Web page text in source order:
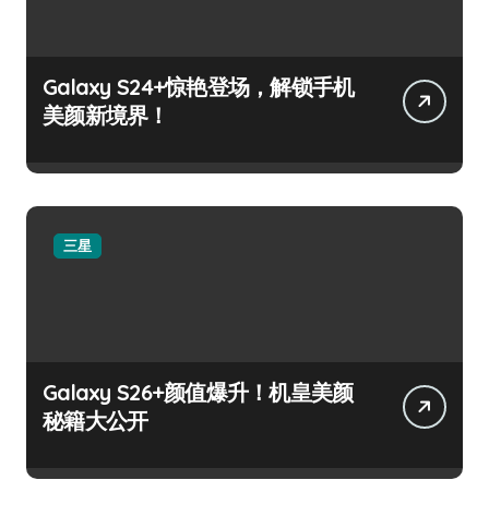
Galaxy S24+惊艳登场，解锁手机
美颜新境界！
三星
Galaxy S26+颜值爆升！机皇美颜
秘籍大公开